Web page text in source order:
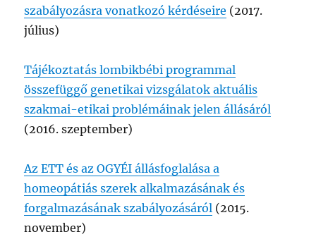
szabályozásra vonatkozó kérdéseire (2017.
július)
Tájékoztatás lombikbébi programmal
összefüggő genetikai vizsgálatok aktuális
szakmai-etikai problémáinak jelen állásáról
(2016. szeptember)
Az ETT és az OGYÉI állásfoglalása a
homeopátiás szerek alkalmazásának és
forgalmazásának szabályozásáról (2015.
november)